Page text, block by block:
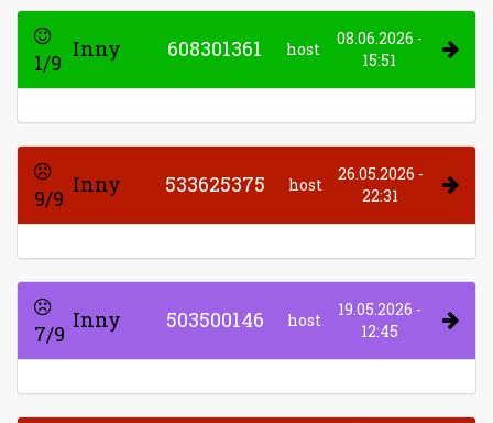
1/9
Inny 608301361 host
08.06.2026 -
15:51
9/9
Inny 533625375 host
26.05.2026 -
22:31
7/9
Inny 503500146 host
19.05.2026 -
12:45